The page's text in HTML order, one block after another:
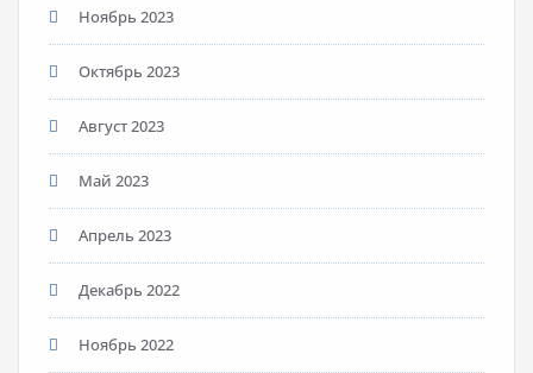
Ноябрь 2023
Октябрь 2023
Август 2023
Май 2023
Апрель 2023
Декабрь 2022
Ноябрь 2022